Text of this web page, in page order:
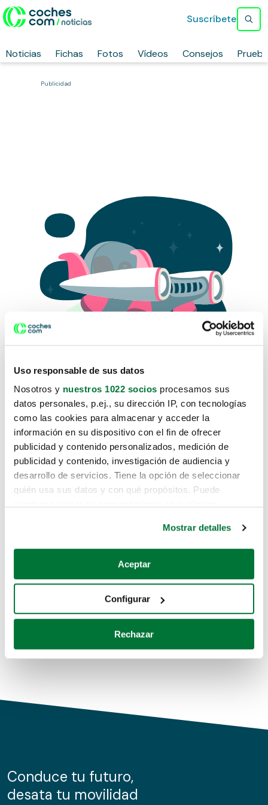
Uso responsable de sus datos
Nosotros y nuestros 1022 socios procesamos sus
datos personales, p.ej., su dirección IP, con tecnologías
como las cookies para almacenar y acceder la
información en su dispositivo con el fin de ofrecer
publicidad y contenido personalizados, medición de
publicidad y contenido, investigación de audiencia y
desarrollo de servicios. Tiene la opción de seleccionar
quién usa sus datos y con qué propósitos. Puede
Si lo permite, también quisiéramos:
Recopilar información sobre su ubicación geográfica
Identificar su dispositivo analizándolo activamente
para buscar características específicas (huellas
Obtenga más información sobre cómo se procesan sus
de cookies.
información sobre el uso que haga del sitio web con
nuestros partners de redes sociales, publicidad y análisis
Mostrar detalles
Aceptar
Configurar
Rechazar
Noticias Fichas Fotos Vídeos Consejos
Suscríbete
Publicidad
Lo sentimos, no sabemos como
te hemos traido hasta aquí.
Pero puedes encontrar el coche que estás
buscando en alguno de estos enlaces:
Coches de segunda mano
Coches de km0
Conduce tu futuro,
desata tu movilidad